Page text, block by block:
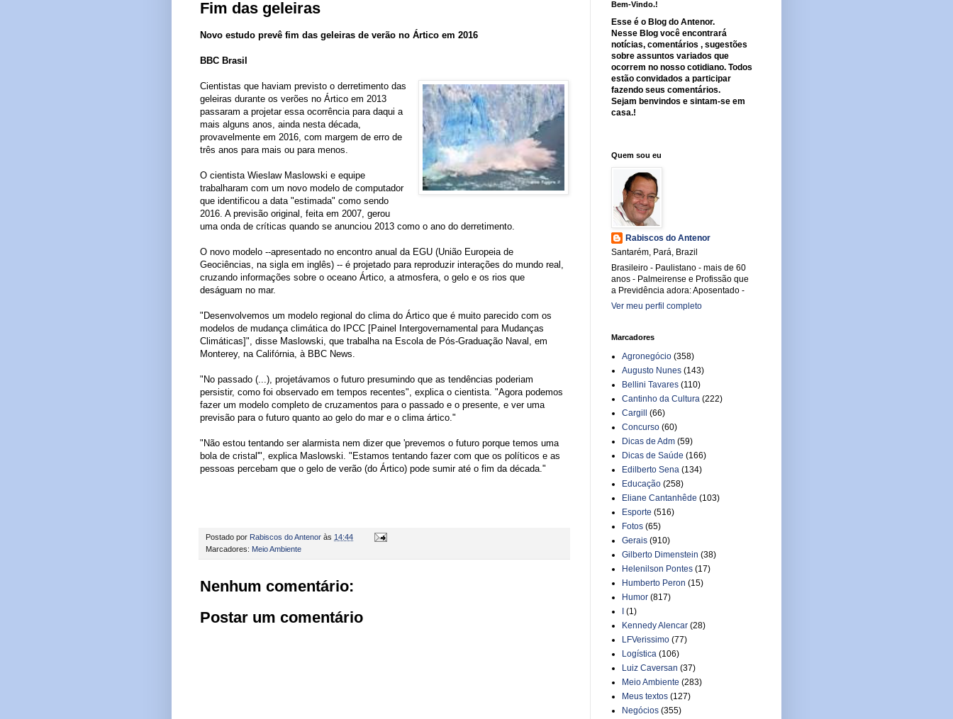
Fim das geleiras
Novo estudo prevê fim das geleiras de verão no Ártico em 2016
BBC Brasil
Cientistas que haviam previsto o derretimento das
geleiras durante os verões no Ártico em 2013
passaram a projetar essa ocorrência para daqui a
mais alguns anos, ainda nesta década,
provavelmente em 2016, com margem de erro de
três anos para mais ou para menos.
O cientista Wieslaw Maslowski e equipe
trabalharam com um novo modelo de computador
que identificou a data "estimada" como sendo
2016. A previsão original, feita em 2007, gerou
uma onda de críticas quando se anunciou 2013 como o ano do derretimento.
O novo modelo --apresentado no encontro anual da EGU (União Europeia de
Geociências, na sigla em inglês) -- é projetado para reproduzir interações do mundo real,
cruzando informações sobre o oceano Ártico, a atmosfera, o gelo e os rios que
deságuam no mar.
"Desenvolvemos um modelo regional do clima do Ártico que é muito parecido com os
modelos de mudança climática do IPCC [Painel Intergovernamental para Mudanças
Climáticas]", disse Maslowski, que trabalha na Escola de Pós-Graduação Naval, em
Monterey, na Califórnia, à BBC News.
"No passado (...), projetávamos o futuro presumindo que as tendências poderiam
persistir, como foi observado em tempos recentes", explica o cientista. "Agora podemos
fazer um modelo completo de cruzamentos para o passado e o presente, e ver uma
previsão para o futuro quanto ao gelo do mar e o clima ártico."
"Não estou tentando ser alarmista nem dizer que 'prevemos o futuro porque temos uma
bola de cristal'", explica Maslowski. "Estamos tentando fazer com que os políticos e as
pessoas percebam que o gelo de verão (do Ártico) pode sumir até o fim da década."
Postado por Rabiscos do Antenor às 14:44
Marcadores: Meio Ambiente
Nenhum comentário:
Postar um comentário
Bem-Vindo.!
Esse é o Blog do Antenor.
Nesse Blog você encontrará
notícias, comentários , sugestões
sobre assuntos variados que
ocorrem no nosso cotidiano. Todos
estão convidados a participar
fazendo seus comentários.
Sejam benvindos e sintam-se em
casa.!
Quem sou eu
Rabiscos do Antenor
Santarém, Pará, Brazil
Brasileiro - Paulistano - mais de 60
anos - Palmeirense e Profissão que
a Previdência adora: Aposentado -
Ver meu perfil completo
Marcadores
Agronegócio (358)
Augusto Nunes (143)
Bellini Tavares (110)
Cantinho da Cultura (222)
Cargill
(66)
Concurso (60)
Dicas de Adm (59)
Dicas de Saúde (166)
Edilberto Sena (134)
Educação (258)
Eliane Cantanhêde (103)
Esporte (516)
Fotos (65)
Gerais (910)
Gilberto Dimenstein (38)
Helenilson Pontes (17)
Humberto Peron (15)
Humor (817)
(1)
Kennedy Alencar (28)
LFVerissimo (77)
Logística (106)
Luiz Caversan (37)
Meio Ambiente (283)
Meus textos (127)
Negócios (355)